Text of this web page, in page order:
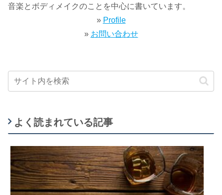
音楽とボディメイクのことを中心に書いています。
» Profile
» お問い合わせ
よく読まれている記事